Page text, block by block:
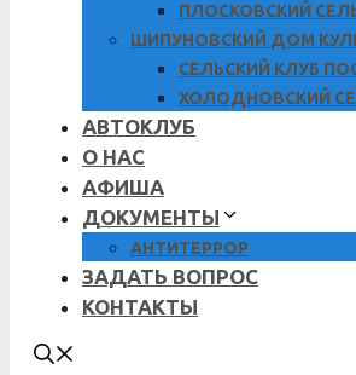
ПЛОСКОВСКИЙ
ШИПУНОВСКИЙ ДОМ
СЕЛЬСКИЙ КЛУБ
ХОЛОДНОВСКИЙ
АВТОКЛУБ
О НАС
АФИША
ДОКУМЕНТЫ
АНТИТЕРРОР
ЗАДАТЬ ВОПРОС
КОНТАКТЫ